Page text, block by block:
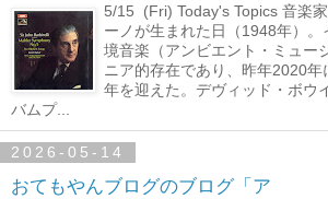
5/15 (Fri) Today's Topics 音楽
ーノが生まれた日（1948年）。
境音楽（アンビエント・ミュー
ニア的存在であり、昨年2020年
年を迎えた。デヴィッド・ボウ
バムプ...
2026-05-14
おてもやんブログのブログ「ア